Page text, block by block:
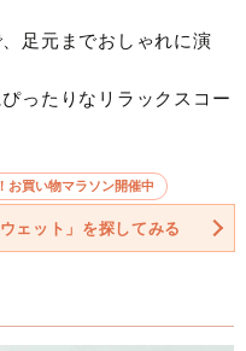
、足元までおしゃれに演
ったりなリラックスコー
お買い物マラソン開催中
ェット」を探してみる